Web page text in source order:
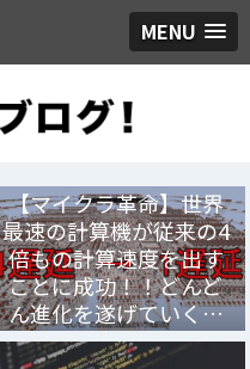
MENU
【マイクラ革命】世界
最速の計算機が従来の4
倍もの計算速度を出す
ことに成功！！どんど
ん進化を遂げていく…